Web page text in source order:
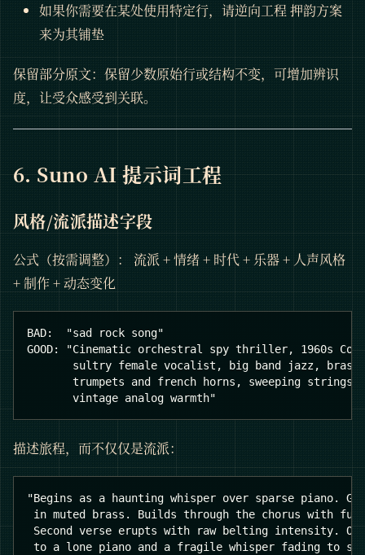
如果你需要在某处使用特定行，请逆向工程 押韵方案
来为其铺垫
保留部分原文：保留少数原始行或结构不变，可增加辨识
度，让受众感受到关联。
6. Suno AI 提示词工程
风格/流派描述字段
公式（按需调整）： 流派 + 情绪 + 时代 + 乐器 + 人声风格
+ 制作 + 动态变化
BAD:  "sad rock song"
GOOD: "Cinematic orchestral spy thriller, 1960s Cold
sultry female vocalist, big band jazz, brass
trumpets and french horns, sweeping strings,
       vintage analog warmth"
描述旅程，而不仅仅是流派：
"Begins as a haunting whisper over sparse piano.
in muted brass. Builds through the chorus with
Second verse erupts with raw belting intensity.
to a lone piano and a fragile whisper fading to